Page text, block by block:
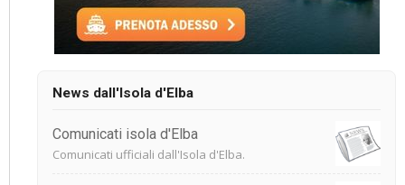
News dall'Isola d'Elba
Comunicati isola d'Elba
Comunicati ufficiali dall'Isola d'Elba.